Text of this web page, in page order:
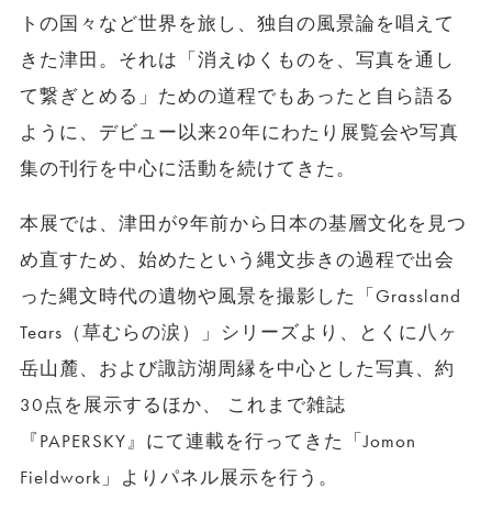
トの国々など世界を旅し、独自の風景論を唱えて
きた津田。それは「消えゆくものを、写真を通し
て繋ぎとめる」ための道程でもあったと自ら語る
ように、デビュー以来20年にわたり展覧会や写真
集の刊行を中心に活動を続けてきた。
本展では、津田が9年前から日本の基層文化を見つ
め直すため、始めたという縄文歩きの過程で出会
った縄文時代の遺物や風景を撮影した「Grassland
Tears（草むらの涙）」シリーズより、とくに八ヶ
岳山麓、および諏訪湖周縁を中心とした写真、約
30点を展示するほか、 これまで雑誌
『PAPERSKY』にて連載を行ってきた「Jomon
Fieldwork」よりパネル展示を行う。